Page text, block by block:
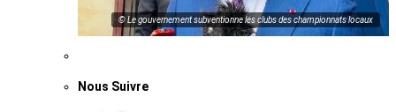
© Le gouvernement subventionne les clubs des championnats locaux
Nous Suivre